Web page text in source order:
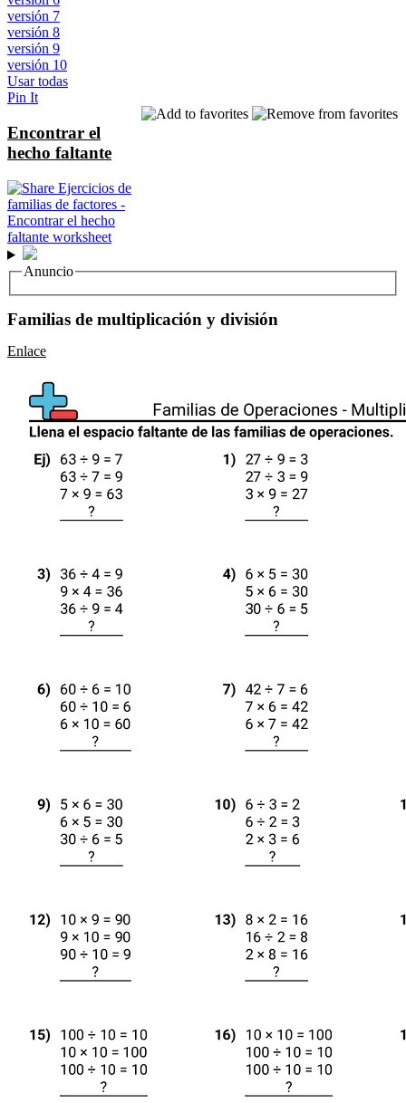
versión 7
versión 8
versión 9
versión 10
Usar todas
Pin It
Encontrar el
hecho faltante
Anuncio
Familias de multiplicación y división
Enlace